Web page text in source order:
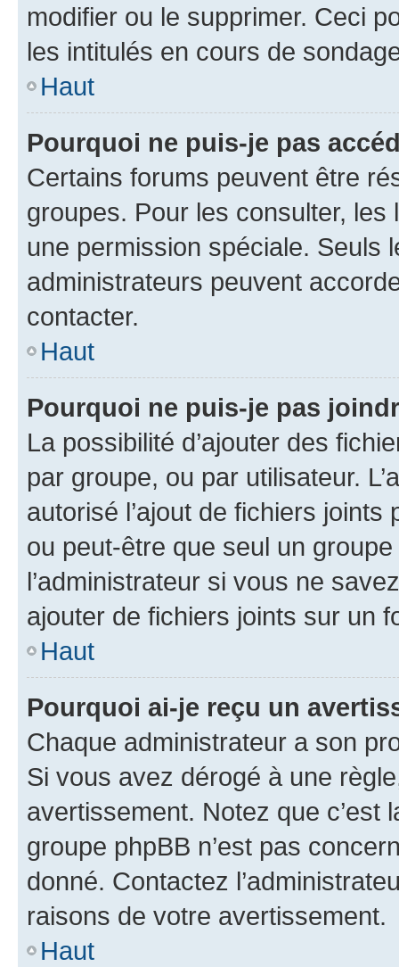
modifier ou le supprimer. Ceci
les intitulés en cours de
Haut
Pourquoi ne puis-je pas
Certains forums peuvent être
groupes. Pour les consulter,
une permission spéciale. Seuls
administrateurs peuvent
contacter.
Haut
Pourquoi ne puis-je pas
La possibilité d’ajouter des
par groupe, ou par utilisateur.
autorisé l’ajout de fichiers
ou peut-être que seul un
l’administrateur si vous ne
ajouter de fichiers joints sur un
Haut
Pourquoi ai-je reçu un
Chaque administrateur a son
Si vous avez dérogé à une
avertissement. Notez que c’est
groupe phpBB n’est pas
donné. Contactez
raisons de votre avertissement.
Haut